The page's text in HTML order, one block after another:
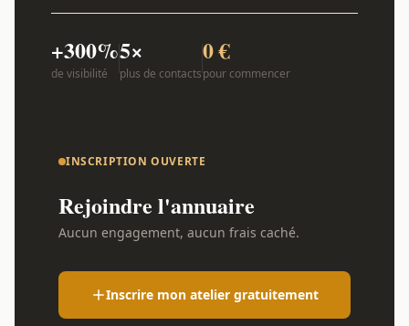
+300%
de visibilité
5×
plus de contacts
0 €
pour commencer
INSCRIPTION OUVERTE
Rejoindre l'annuaire
Aucun engagement, aucun frais caché.
Inscrire mon atelier gratuitement